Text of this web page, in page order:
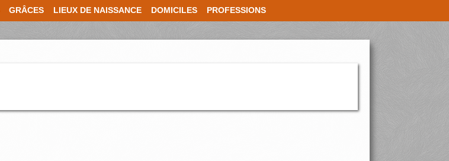
GRÂCES LIEUX DE NAISSANCE DOMICILES PROFESSIONS